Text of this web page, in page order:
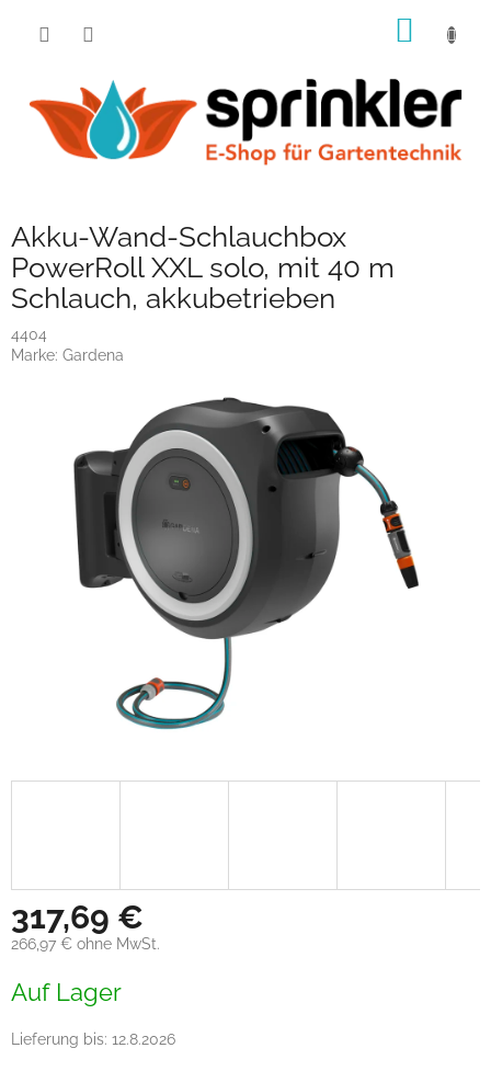
Akku-Wand-Schlauchbox
PowerRoll XXL solo, mit 40 m
Schlauch, akkubetrieben
4404
Marke: Gardena
317,69 €
266,97 € ohne MwSt.
Auf Lager
Lieferung bis: 12.8.2026